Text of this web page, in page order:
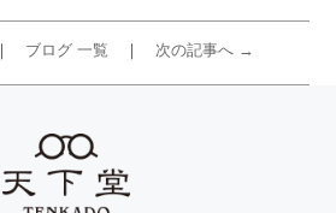
ブログ 一覧 次の記事へ →